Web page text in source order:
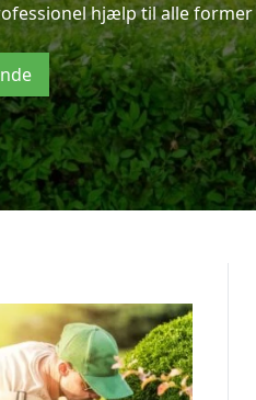
hjælp til alle